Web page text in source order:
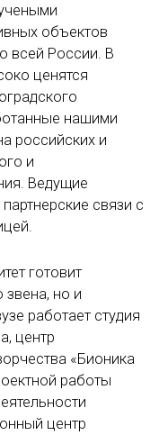
объектов
всей России. В
ценятся
нашими
российских и
и
Ведущие
связи с
готовит
но и
работает студия
центр
«Бионика
работы
центр